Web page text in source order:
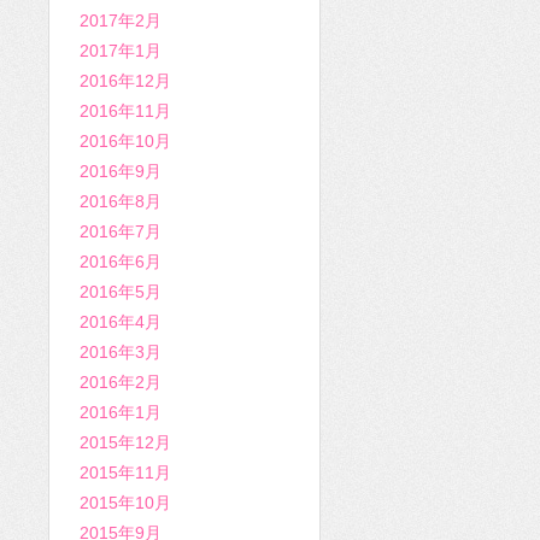
2017年2月
2017年1月
2016年12月
2016年11月
2016年10月
2016年9月
2016年8月
2016年7月
2016年6月
2016年5月
2016年4月
2016年3月
2016年2月
2016年1月
2015年12月
2015年11月
2015年10月
2015年9月